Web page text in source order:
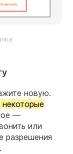
новую.
—
или
разрешения